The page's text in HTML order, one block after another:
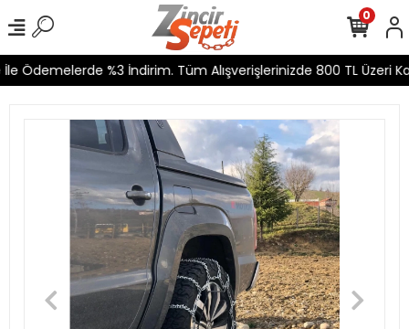
Ödemelerde %3 İndirim. Tüm Alışverişlerinizde 800 TL Üzeri
0